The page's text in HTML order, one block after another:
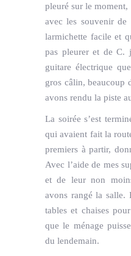
pleuré sur le moment,
avec les souvenir
larmichette facile et
pas pleurer et de C.
guitare électrique
gros câlin, beaucoup
avons rendu la piste
La soirée s’est
qui avaient fait la
premiers à partir,
Avec l’aide de mes
et de leur non
avons rangé la salle.
tables et chaises
que le ménage
du lendemain.